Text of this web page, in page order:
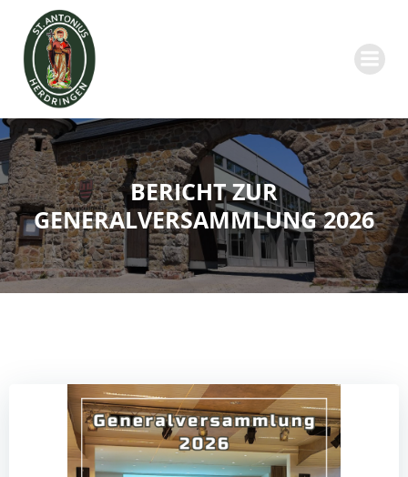
BERICHT ZUR
GENERALVERSAMMLUNG 2026